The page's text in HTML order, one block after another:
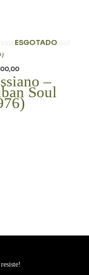
ESGOTADO
–
Soul